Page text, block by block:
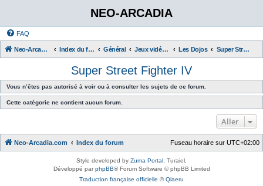
NEO-ARCADIA
FAQ
Neo-Arcadia.com Index du forum Général Jeux vidéo d'arcade Les Dojos Super Street Fighter IV
Super Street Fighter IV
Vous n’êtes pas autorisé à voir ou à consulter les sujets de ce forum.
Cette catégorie ne contient aucun forum.
Aller
Neo-Arcadia.com Index du forum Fuseau horaire sur UTC+02:00
Style developed by Zuma Portal , Turaiel,
Développé parphpBB® Forum Software © phpBB Limited
Traduction française officielle ©Qiaeru